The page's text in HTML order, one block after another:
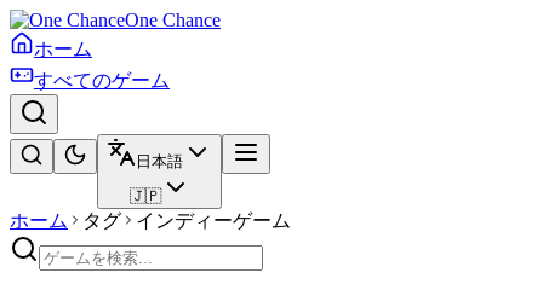
One Chance
ホーム
すべてのゲーム
日本語
🇯🇵
ホーム タグ インディーゲーム